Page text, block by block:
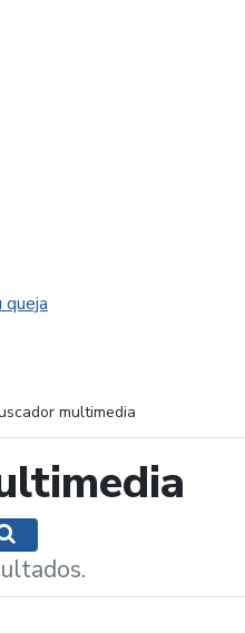
multimedia
opciones de búsqueda